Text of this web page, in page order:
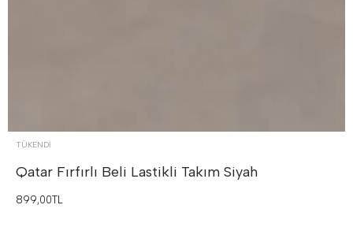
TÜKENDI
Qatar Fırfırlı Beli Lastikli Takım Siyah
899,00TL